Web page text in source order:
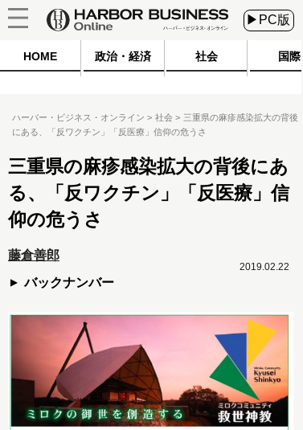
▶PC版
HOME 政治・経済 社会 国際
ハーバー・ビジネス・オンライン 社会
三重県の麻疹感染拡大の背後
にある、「反ワクチン」「反医療」信仰の危うさ
三重県の麻疹感染拡大の背後にあ
る、「反ワクチン」「反医療」信
仰の危うさ
藤倉善郎
バックナンバー
2019.02.22